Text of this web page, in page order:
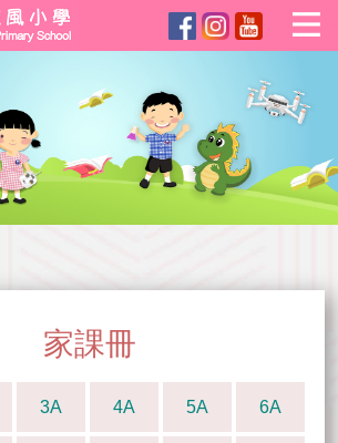
家課冊
3A 4A 5A 6A